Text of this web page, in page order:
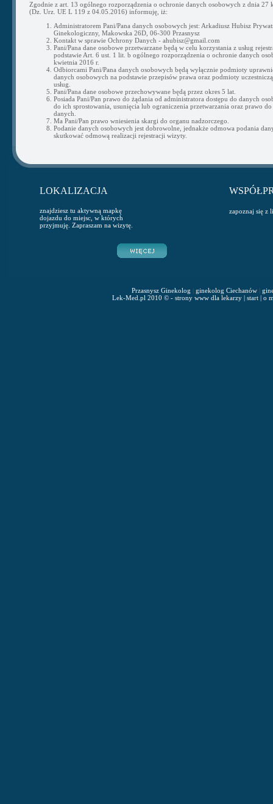
Zgodnie z art. 13 ogólnego rozporządzenia o ochronie danych osobowych z dnia 27
(Dz. Urz. UE L 119 z 04.05.2016) informuję, iż:
Administratorem Pani/Pana danych osobowych jest: Arkadiusz Hubisz
Ginekologiczny, Makowska 26D, 06-300 Przasnysz
Kontakt w sprawie Ochrony Danych - ahubisz@gmail.com
Pani/Pana dane osobowe przetwarzane będą w celu korzystania z usług
podstawie Art. 6 ust. 1 lit. b ogólnego rozporządzenia o ochronie danych
kwietnia 2016 r.
Odbiorcami Pani/Pana danych osobowych będą wyłącznie podmioty
danych osobowych na podstawie przepisów prawa oraz podmioty
usług.
Pani/Pana dane osobowe przechowywane będą przez okres 5 lat.
Posiada Pani/Pan prawo do żądania od administratora dostępu do danych
do ich sprostowania, usunięcia lub ograniczenia przetwarzania oraz prawo do
danych.
Ma Pani/Pan prawo wniesienia skargi do organu nadzorczego.
Podanie danych osobowych jest dobrowolne, jednakże odmowa podania
skutkować odmową realizacji rejestracji wizyty.
LOKALIZACJA
znajdziesz tu aktywną mapkę
dojazdu do miejsc, w których
przyjmuję. Zapraszam na wizytę.
zapoznaj się z
Przasnysz Ginekolog | ginekolog Ciechanów|
Lek-Med.pl 2010 © - strony www dla lekarzy| start| o